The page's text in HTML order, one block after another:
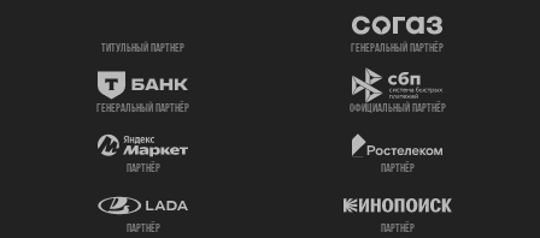
титульный партнер генеральный партнёр
генеральный партнёр официальный партнёр
партнёр партнёр
партнёр партнёр